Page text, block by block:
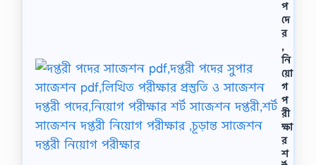
প
দে
র
,
নি
য়ো
গ
প
রী
ক্ষা
র
শ